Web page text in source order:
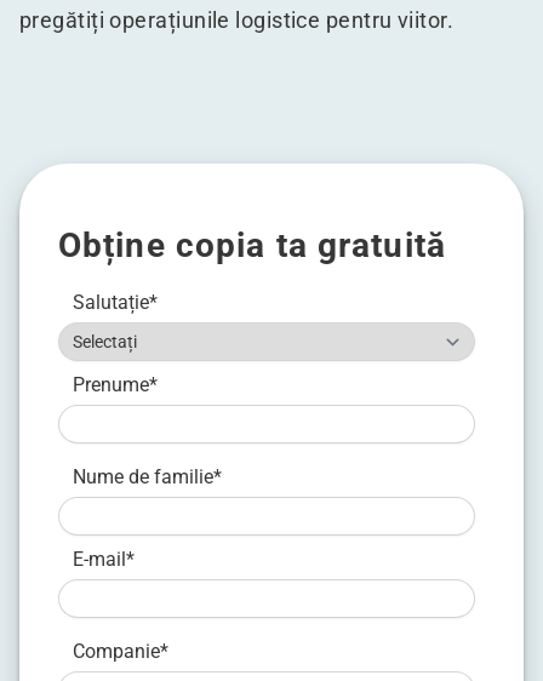
pregătiți operațiunile logistice pentru viitor.
Obține copia ta gratuită
Salutație*
Prenume*
Nume de familie*
E-mail*
Companie*